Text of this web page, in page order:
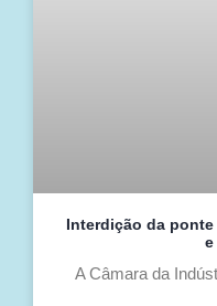
Interdição da ponte
e
A Câmara da